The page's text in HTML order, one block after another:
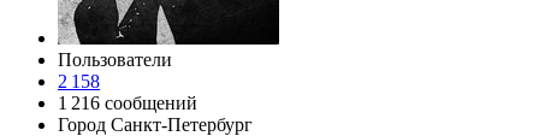
Пользователи
2 158
1 216 сообщений
Город Санкт-Петербург